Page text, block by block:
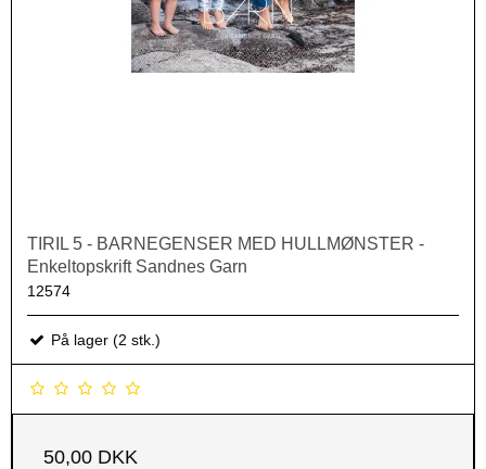
TIRIL 5 - BARNEGENSER MED HULLMØNSTER -
Enkeltopskrift Sandnes Garn
12574
På lager (2 stk.)
50,00 DKK